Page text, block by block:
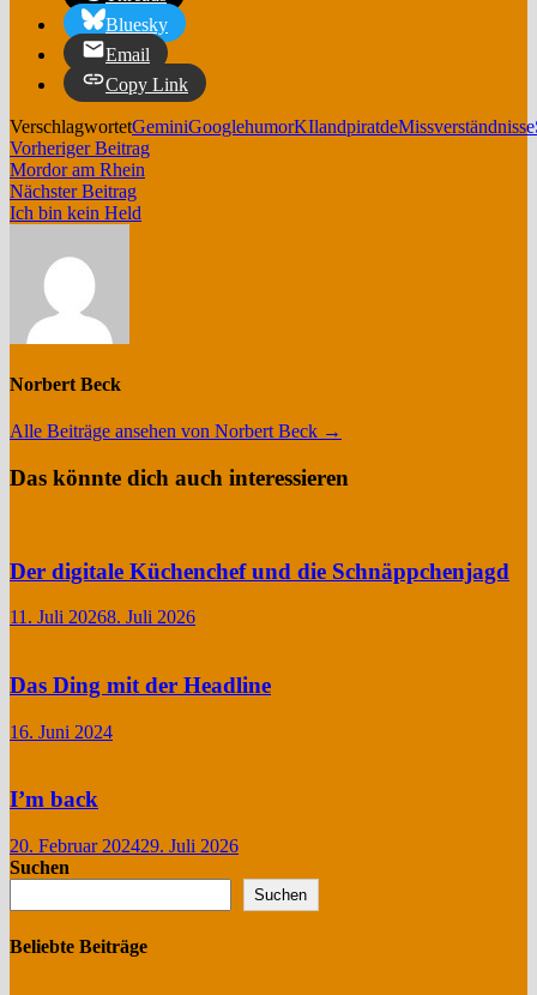
Bluesky
Email
Copy Link
VerschlagwortetGeminiGooglehumorKIlandpiratdeMissverständnisse
Beitragsnavigation
Vorheriger BeitragVorheriger
Mordor am Rhein
Nächster BeitragNächster
Beitrag:
Ich bin kein Held
Norbert Beck
Alle Beiträge ansehen von Norbert Beck →
Das könnte dich auch interessieren
Der digitale Küchenchef und die Schnäppchenjagd
11. Juli 20268. Juli 2026
Das Ding mit der Headline
16. Juni 2024
I’m back
20. Februar 202429. Juli 2026
Suchen
Suchen
Beliebte Beiträge